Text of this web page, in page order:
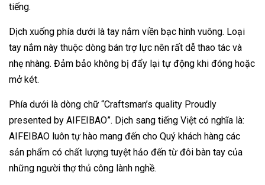
tiếng.
Dịch xuống phía dưới là tay nắm viền bạc hình vuông. Loại
tay nắm này thuộc dòng bán trợ lực nên rất dễ thao tác và
nhẹ nhàng. Đảm bảo không bị đẩy lại tự động khi đóng hoặc
mở két.
Phía dưới là dòng chữ “Craftsman’s quality Proudly
presented by AIFEIBAO”. Dịch sang tiếng Việt có nghĩa là:
AIFEIBAO luôn tự hào mang đến cho Quý khách hàng các
sản phẩm có chất lượng tuyệt hảo đến từ đôi bàn tay của
những người thợ thủ công lành nghề.